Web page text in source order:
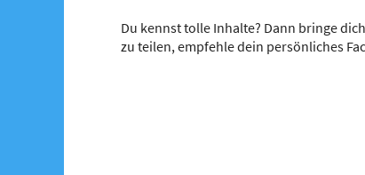
Du kennst tolle Inhalte? Dann bringe
zu teilen, empfehle dein persönliches